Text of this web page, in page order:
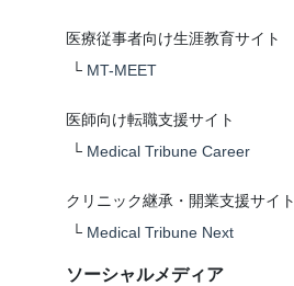
医療従事者向け生涯教育サイト
└ MT-MEET
医師向け転職支援サイト
└ Medical Tribune Career
クリニック継承・開業支援サイト
└ Medical Tribune Next
ソーシャルメディア